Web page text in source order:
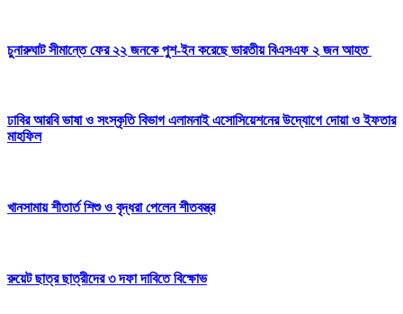
চুনারুঘাট সীমান্তে ফের ২২ জনকে পুশ-ইন করেছে ভারতীয় বিএসএফ ২ জন আহত
ঢাবির আরবি ভাষা ও সংস্কৃতি বিভাগ এলামনাই এসোসিয়েশনের উদ্যোগে দোয়া ও ইফতার
মাহফিল
খানসামায় শীতার্ত শিশু ও বৃদ্ধরা পেলেন শীতবস্ত্র
রুয়েট ছাত্র ছাত্রীদের ৩ দফা দাবিতে বিক্ষোভ